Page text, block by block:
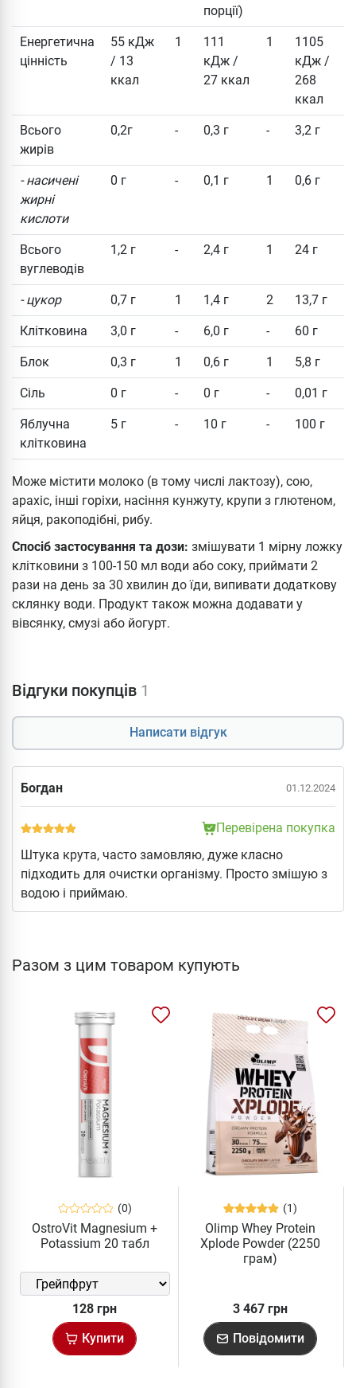
порції)
Енергетична
цінність
55 кДж
/ 13
ккал
1
111
кДж /
27 ккал
1
1105
кДж /
268
ккал
Всього
жирів
0,2г - 0,3 г - 3,2 г
- насичені
жирні
кислоти
0 г - 0,1 г 1 0,6 г
Всього
вуглеводів
1,2 г - 2,4 г 1 24 г
- цукор 0,7 г 1 1,4 г 2 13,7 г
Клітковина 3,0 г - 6,0 г - 60 г
Блок 0,3 г 1 0,6 г 1 5,8 г
Сіль 0 г - 0 г - 0,01 г
Яблучна
клітковина
5 г - 10 г - 100 г
Може містити молоко (в тому числі лактозу), сою,
арахіс, інші горіхи, насіння кунжуту, крупи з глютеном,
яйця, ракоподібні, рибу.
Спосіб застосування та дози: змішувати 1 мірну ложку
клітковини з 100-150 мл води або соку, приймати 2
рази на день за 30 хвилин до їди, випивати додаткову
склянку води. Продукт також можна додавати у
вівсянку, смузі або йогурт.
Відгуки покупців 1
Написати відгук
Богдан 01.12.2024
Перевірена покупка
Штука крута, часто замовляю, дуже класно
підходить для очистки організму. Просто змішую з
водою і приймаю.
Разом з цим товаром купують
(0)
OstroVit Magnesium +
Potassium 20 табл
128 грн
Купити
(1)
Olimp Whey Protein
Xplode Powder (2250
грам)
3 467 грн
Повідомити